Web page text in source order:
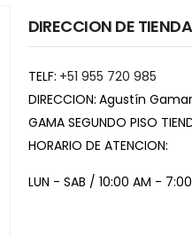
DIRECCION DE TIENDA
TELF: +51 955 720 985
DIRECCION: Agustín
GAMA SEGUNDO PISO
HORARIO DE ATENCION:
LUN - SAB / 10:00 AM -